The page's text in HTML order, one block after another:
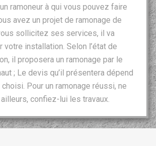
ramoneur à qui vous pouvez faire
avez un projet de ramonage de
sollicitez ses services, il va
votre installation. Selon l’état de
il proposera un ramonage par le
; Le devis qu’il présentera dépend
Pour un ramonage réussi, ne
confiez-lui les travaux.